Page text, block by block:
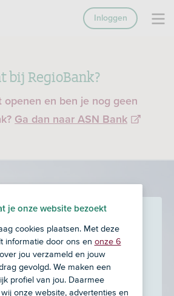
bij RegioBank?
openen en ben je nog geen
Ga dan naar ASN Bank
Inloggen
Financieel
Wolvega B.V.in
je onze website bezoekt
cookies plaatsen. Met deze
informatie door ons en onze 6
over jou verzameld en jouw
gevolgd. We maken een
profiel van jou. Daarmee
onze website, advertenties en